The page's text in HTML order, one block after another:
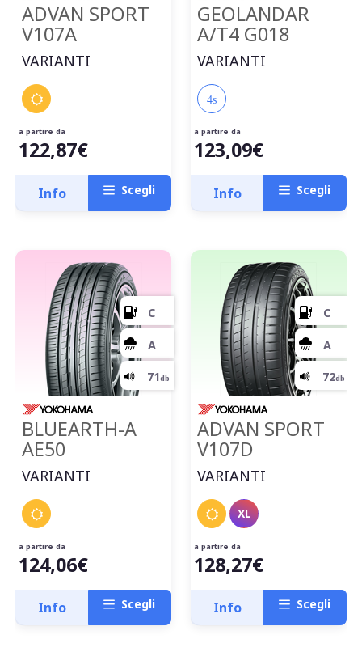
C
C
67db
ADVAN SPORT
V107A
VARIANTI
a partire da
122,87€
Info Scegli
GEOLANDAR
A/T4 G018
VARIANTI
4s
a partire da
123,09€
Info Scegli
BLUEARTH-A
AE50
VARIANTI
a partire da
124,06€
Info Scegli
ADVAN SPORT
V107D
VARIANTI
XL
a partire da
128,27€
Info Scegli